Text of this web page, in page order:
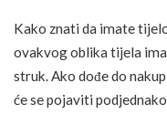
Kako znati da imate
ovakvog oblika tijela
struk. Ako dođe do
će se pojaviti